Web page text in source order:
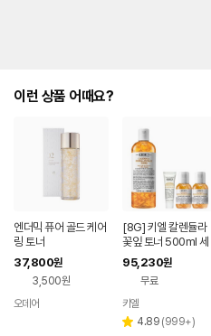
이런 상품 어때요?
엔더믹 퓨어 골드 케어
링 토너
37,800원
3,500원
오데어
[8G] 키엘 칼렌듈라
꽃잎 토너 500ml 세
트(+꽃잎토너 80ml +
꽃잎클렌저 30ml 증
95,230원
무료
페이
키엘
별 4.89 리
(999+)